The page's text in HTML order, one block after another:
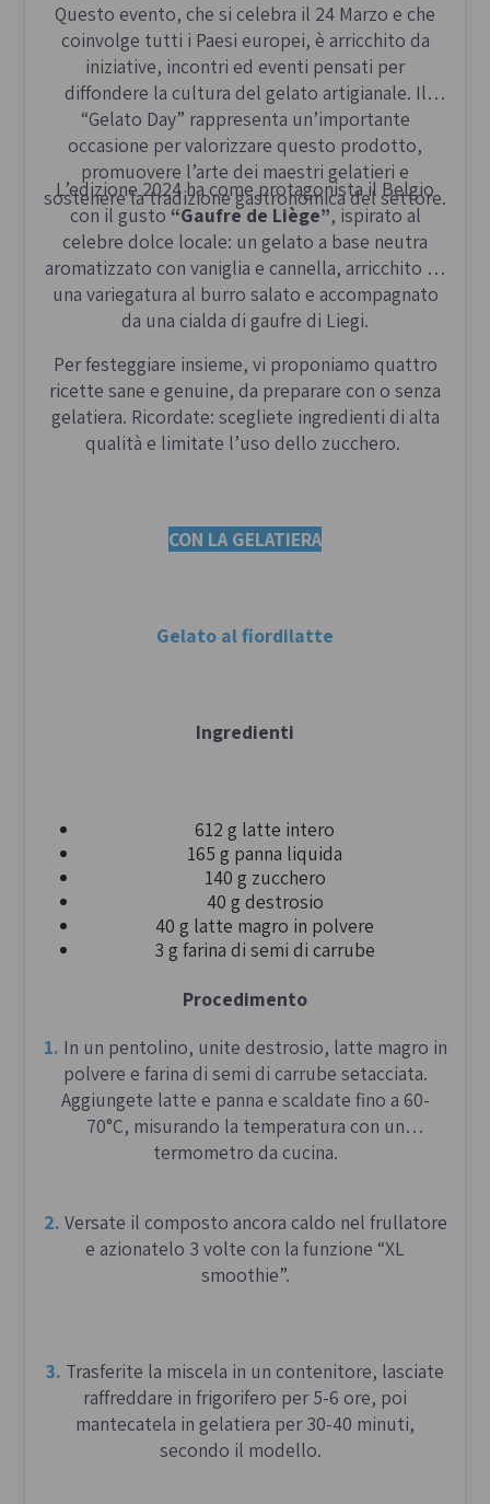
120 g di farina manitoba
120 g di latte intero
1/2 cucchiaino di zucchero
1 cucchiaino di lievito di birra disidratato
Ingredienti per l’impasto
600 g di farina manitoba
120 g di latte + mezzo bicchiere per
spennellare le Titole
2 tuorli
120 g di zucchero
La scorza grattugiata di un limone
1 bacca di vaniglia
PREPARAZIONE
Aggiungete la farina e impastate fino a ottenere
un composto omogeneo.
Trasferite il lievitino in un contenitore
ermetico, coprendolo con un foglio di carta forno
umido e chiudete con il coperchio.
almeno 12 ore.
1.Tagliate il burro morbido a dadini e intiepidite
il latte.
3.Aggiungete le uova, i tuorli, lo zucchero, la
scorza di limone grattugiata, i semi della bacca di
Questo evento, che si celebra il 24 Marzo e che
coinvolge tutti i Paesi europei, è arricchito da
iniziative, incontri ed eventi pensati per
diffondere la cultura del gelato artigianale. Il
“Gelato Day” rappresenta un’importante
occasione per valorizzare questo prodotto,
promuovere l’arte dei maestri gelatieri e
sostenere la tradizione gastronomica del settore.
L’edizione 2024 ha come protagonista il Belgio
con il gusto “Gaufre de Liège”, ispirato al
celebre dolce locale: un gelato a base neutra
aromatizzato con vaniglia e cannella, arricchito da
una variegatura al burro salato e accompagnato
da una cialda di gaufre di Liegi.
Per festeggiare insieme, vi proponiamo quattro
ricette sane e genuine, da preparare con o senza
gelatiera. Ricordate: scegliete ingredienti di alta
qualità e limitate l’uso dello zucchero.
CON LA GELATIERA
Gelato al fiordilatte
Ingredienti
612 g latte intero
165 g panna liquida
140 g zucchero
40 g destrosio
40 g latte magro in polvere
3 g farina di semi di carrube
Procedimento
1. In un pentolino, unite destrosio, latte magro in
polvere e farina di semi di carrube setacciata.
Aggiungete latte e panna e scaldate fino a 60-
70°C, misurando la temperatura con un
termometro da cucina.
2. Versate il composto ancora caldo nel frullatore
e azionatelo 3 volte con la funzione “XL
smoothie”.
3. Trasferite la miscela in un contenitore, lasciate
raffreddare in frigorifero per 5-6 ore, poi
mantecatela in gelatiera per 30-40 minuti,
secondo il modello.